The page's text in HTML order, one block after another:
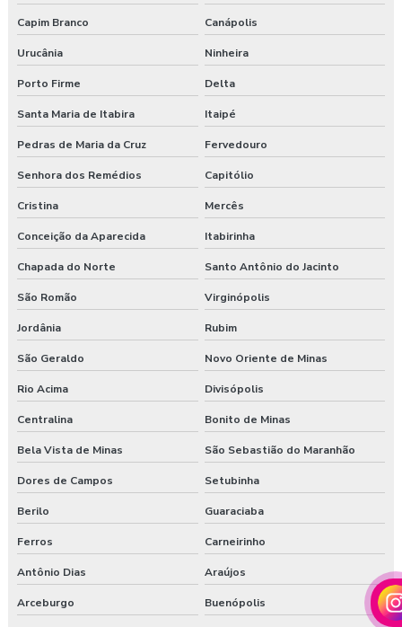
Capim Branco Canápolis
Urucânia Ninheira
Porto Firme Delta
Santa Maria de Itabira Itaipé
Pedras de Maria da Cruz Fervedouro
Senhora dos Remédios Capitólio
Cristina Mercês
Conceição da Aparecida Itabirinha
Chapada do Norte Santo Antônio do Jacinto
São Romão Virginópolis
Jordânia Rubim
São Geraldo Novo Oriente de Minas
Rio Acima Divisópolis
Centralina Bonito de Minas
Bela Vista de Minas São Sebastião do Maranhão
Dores de Campos Setubinha
Berilo Guaraciaba
Ferros Carneirinho
Antônio Dias Araújos
Arceburgo Buenópolis